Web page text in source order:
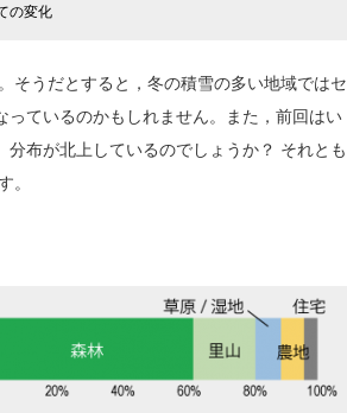
の変化
そうだとすると，冬の積雪の多い地域ではセ
ているのかもしれません。また，前回はい
布が北上しているのでしょうか？ それとも
。